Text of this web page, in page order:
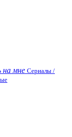
на мне Сериалы /